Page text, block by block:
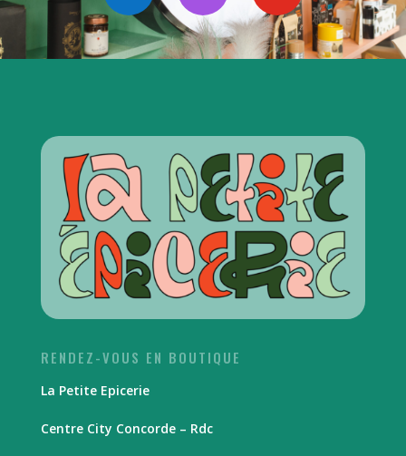
RENDEZ-VOUS EN BOUTIQUE
La Petite Epicerie
Centre City Concorde – Rdc